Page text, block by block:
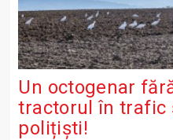
Un octogenar
tractorul în trafic
polițiști!